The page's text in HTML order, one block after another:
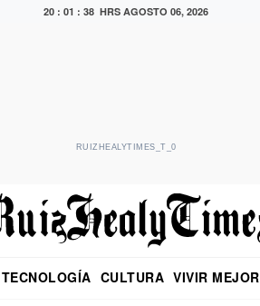
20 : 01 : 38 HRS AGOSTO 06, 2026
RUIZHEALYTIMES_T_0
CULTURA VIVIR MEJOR